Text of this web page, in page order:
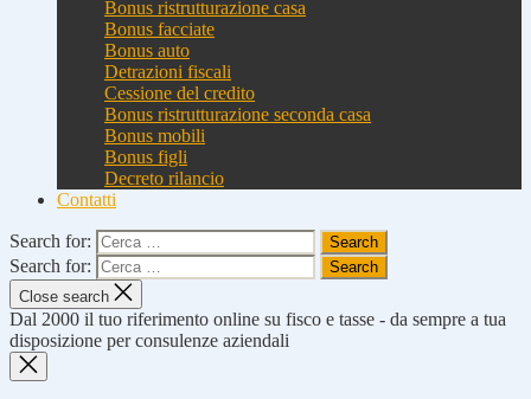
Bonus ristrutturazione casa
Bonus facciate
Bonus auto
Detrazioni fiscali
Cessione del credito
Bonus ristrutturazione seconda casa
Bonus mobili
Bonus figli
Decreto rilancio
Contatti
Search for:
Search for:
Close search
Dal 2000 il tuo riferimento online su fisco e tasse - da sempre a tua
disposizione per consulenze aziendali